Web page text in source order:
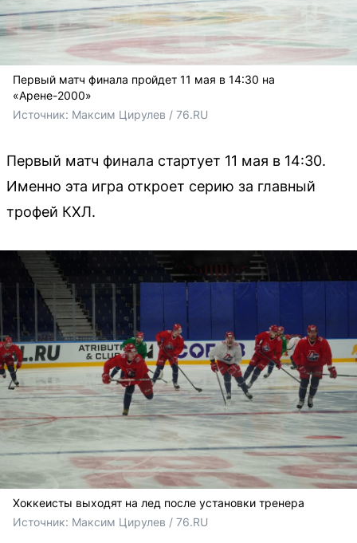
Первый матч финала пройдет 11 мая в 14:30 на
«Арене-2000»
Источник: Максим Цирулев / 76.RU
Первый матч финала стартует 11 мая в 14:30.
Именно эта игра откроет серию за главный
трофей КХЛ.
Хоккеисты выходят на лед после установки тренера
Источник: Максим Цирулев / 76.RU